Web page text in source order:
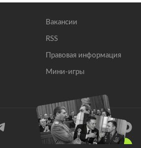
Вакансии
RSS
Правовая информация
Мини-игры